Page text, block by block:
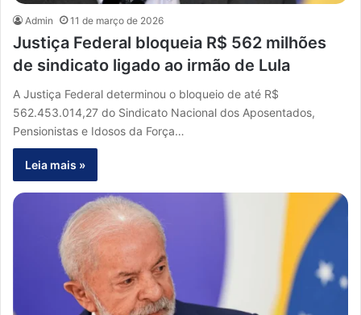
Admin 11 de março de 2026
Justiça Federal bloqueia R$ 562 milhões
de sindicato ligado ao irmão de Lula
A Justiça Federal determinou o bloqueio de até R$
562.453.014,27 do Sindicato Nacional dos Aposentados,
Pensionistas e Idosos da Força…
Leia mais »